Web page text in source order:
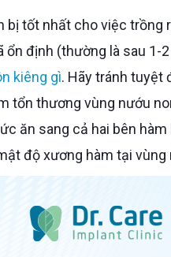
ổn định (thường là sau
kiêng gì. Hãy tránh tuyệt
tổn thương vùng nướu
ăn sang cả hai bên
độ xương hàm tại vùng